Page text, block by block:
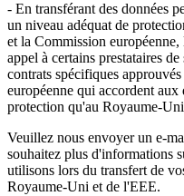
- En transférant des données
un niveau adéquat de
et la Commission
appel à certains prestataires
contrats spécifiques
européenne qui accordent aux
protection qu'au Royaume-
Veuillez nous envoyer un e-
souhaitez plus d'informations
utilisons lors du transfert de
Royaume-Uni et de l'EEE.